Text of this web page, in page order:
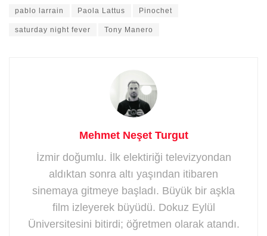
pablo larrain Paola Lattus Pinochet
saturday night fever Tony Manero
Mehmet Neşet Turgut
İzmir doğumlu. İlk elektiriği televizyondan
aldıktan sonra altı yaşından itibaren
sinemaya gitmeye başladı. Büyük bir aşkla
film izleyerek büyüdü. Dokuz Eylül
Üniversitesini bitirdi; öğretmen olarak atandı.